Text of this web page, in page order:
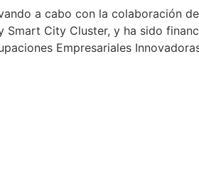
a cabo con la colaboración
Smart City Cluster, y ha sido
Empresariales